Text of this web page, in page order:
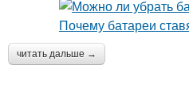
читать дальше →